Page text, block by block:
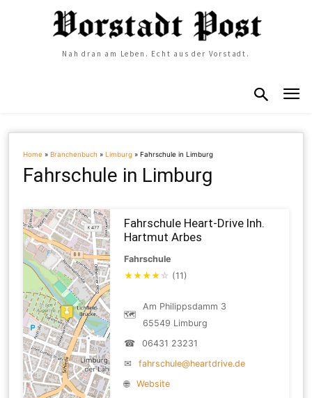
Nah dran am Leben. Echt aus der Vorstadt.
Home »Branchenbuch »Limburg »Fahrschule in Limburg
Fahrschule in Limburg
Fahrschule Heart-Drive Inh.
Hartmut Arbes
Fahrschule
★★★★ ☆ (11)
🗺
Am Philippsdamm 3
65549 Limburg
☎
06431 23231
✉
fahrschule@heartdrive.de
🌐
Website